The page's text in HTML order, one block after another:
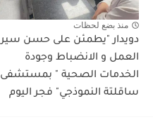
منذ بضع لحظات
دويدار "يطمئن على حسن سير
العمل و الانضباط وجودة
الخدمات الصحية " بمستشفى
ساقلتة النموذجي" فجر اليوم